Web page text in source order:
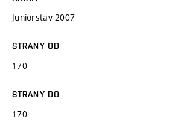
Juniorstav 2007
STRANY OD
170
STRANY DO
170